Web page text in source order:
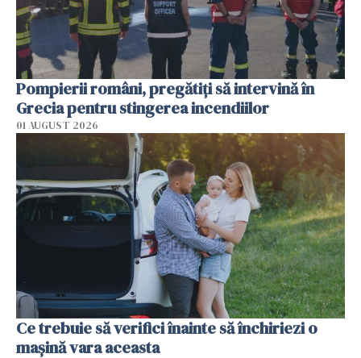
Pompierii români, pregătiţi să intervină în
Grecia pentru stingerea incendiilor
01 AUGUST 2026
Ce trebuie să verifici înainte să închiriezi o
mașină vara aceasta